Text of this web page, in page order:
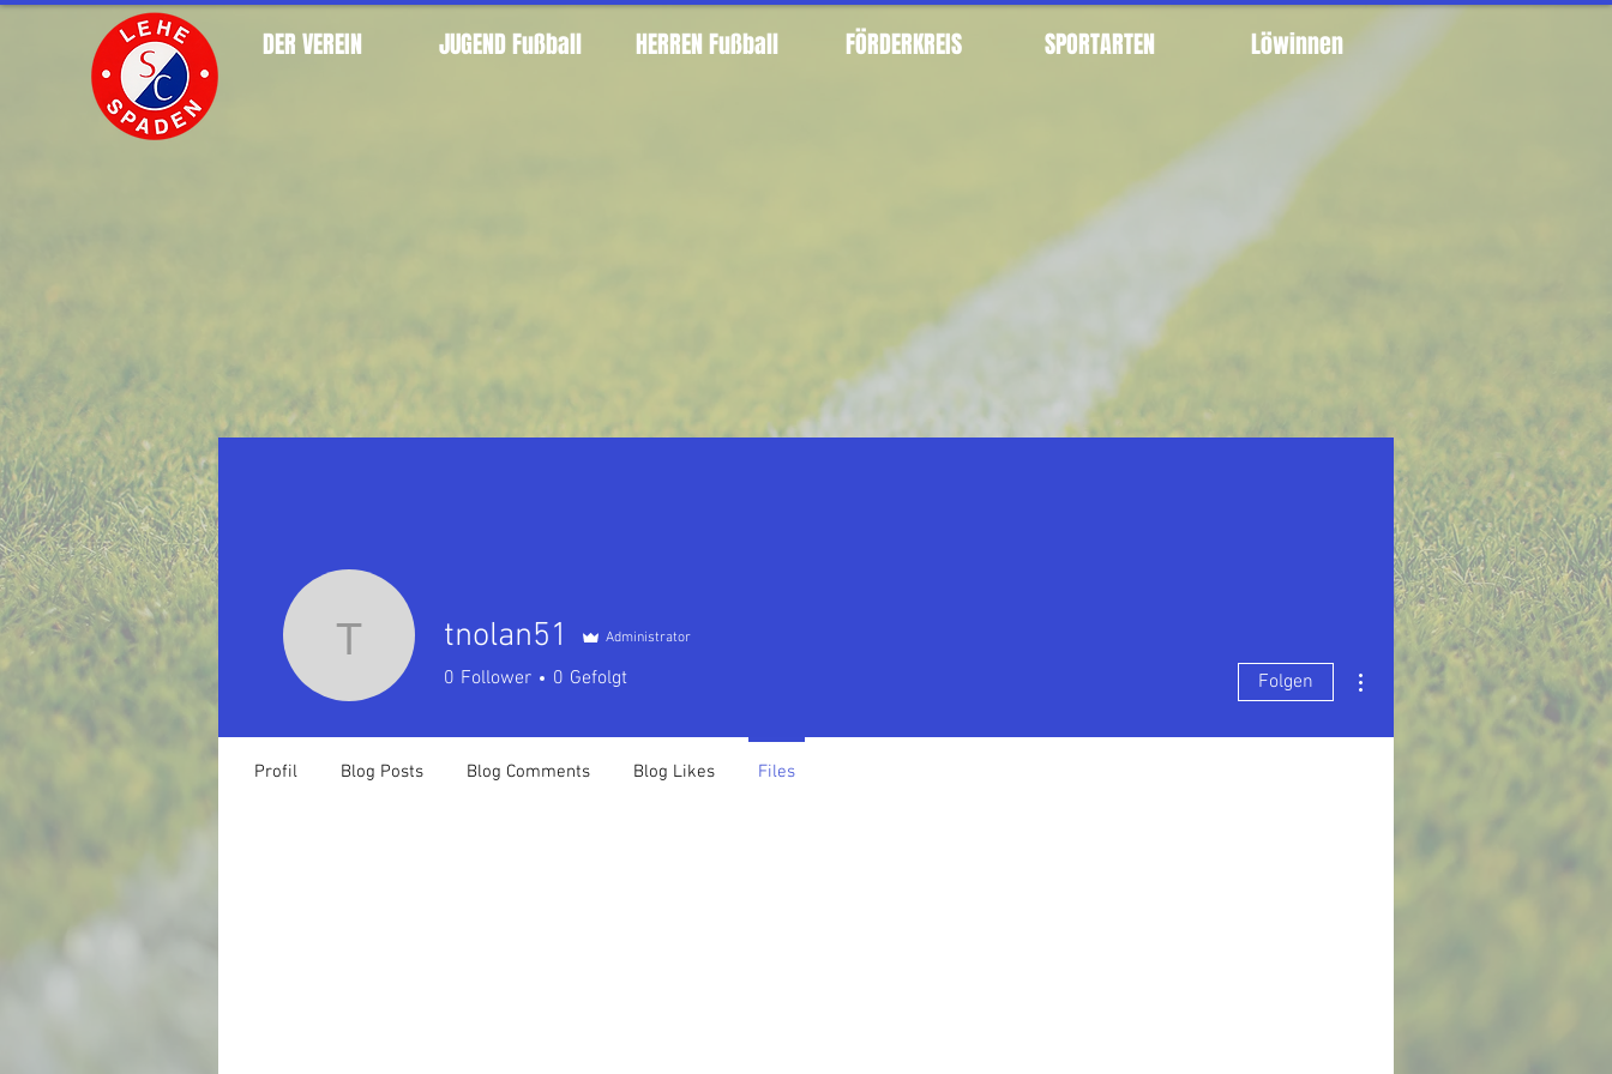
DER VEREIN JUGEND Fußball HERREN Fußball FÖRDERKREIS SPORTARTEN Löwinnen
tnolan51
tnolan51 Administrator
0 Follower 0 Gefolgt Folgen
Profil Blog Posts Blog Comments Blog Likes Files